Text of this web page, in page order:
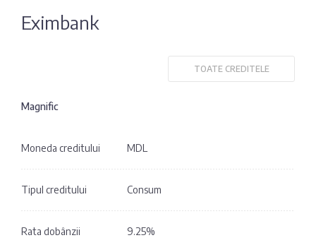
Fotografia
zilei
Sondaj
Eximbank
TOATE CREDITELE
Magnific
Moneda creditului MDL
Tipul creditului Consum
Rata dobânzii 9.25%